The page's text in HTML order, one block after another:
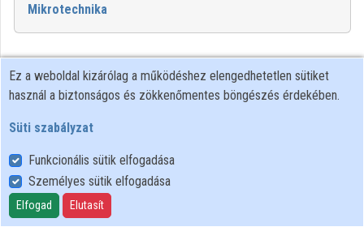
Mikrotechnika
Felhasználói szabályzat
Adatkezelési tájékoztató
Süti szabályzat
Ez a weboldal kizárólag a működéshez elengedhetetlen sütiket
használ a biztonságos és zökkenőmentes böngészés érdekében.
Süti szabályzat
Funkcionális sütik elfogadása
Személyes sütik elfogadása
Elfogad Elutasít